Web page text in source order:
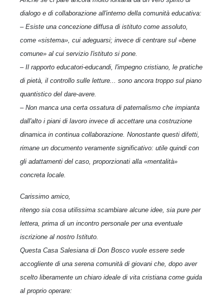
dialogo e di collaborazione all'interno della comunità educativa:
– Esiste una concezione diffusa di istituto come assoluto,
come «sistema», cui adeguarsi; invece di centrare sul «bene
comune» al cui servizio l'istituto si pone.
– Il rapporto educatori-educandi, l'impegno cristiano, le pratiche
di pietà, il controllo sulle letture... sono ancora troppo sul piano
quantistico del dare-avere.
– Non manca una certa ossatura di paternalismo che impianta
dall'alto i piani di lavoro invece di accettare una costruzione
dinamica in continua collaborazione. Nonostante questi difetti,
rimane un documento veramente significativo: utile quindi con
gli adattamenti del caso, proporzionati alla «mentalità»
concreta locale.
Carissimo amico,
ritengo sia cosa utilissima scambiare alcune idee, sia pure per
lettera, prima di un incontro personale per una eventuale
iscrizione al nostro Istituto.
Questa Casa Salesiana di Don Bosco vuole essere sede
accogliente di una serena comunità di giovani che, dopo aver
scelto liberamente un chiaro ideale di vita cristiana come guida
al proprio operare: